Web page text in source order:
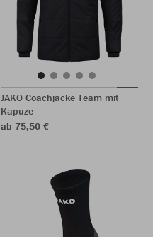
JAKO Coachjacke Team mit
Kapuze
ab 75,50 €